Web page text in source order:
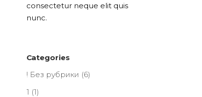
consectetur neque elit quis
nunc.
Categories
! Без рубрики (6)
1 (1)